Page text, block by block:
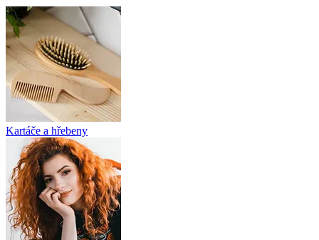
Kartáče a hřebeny